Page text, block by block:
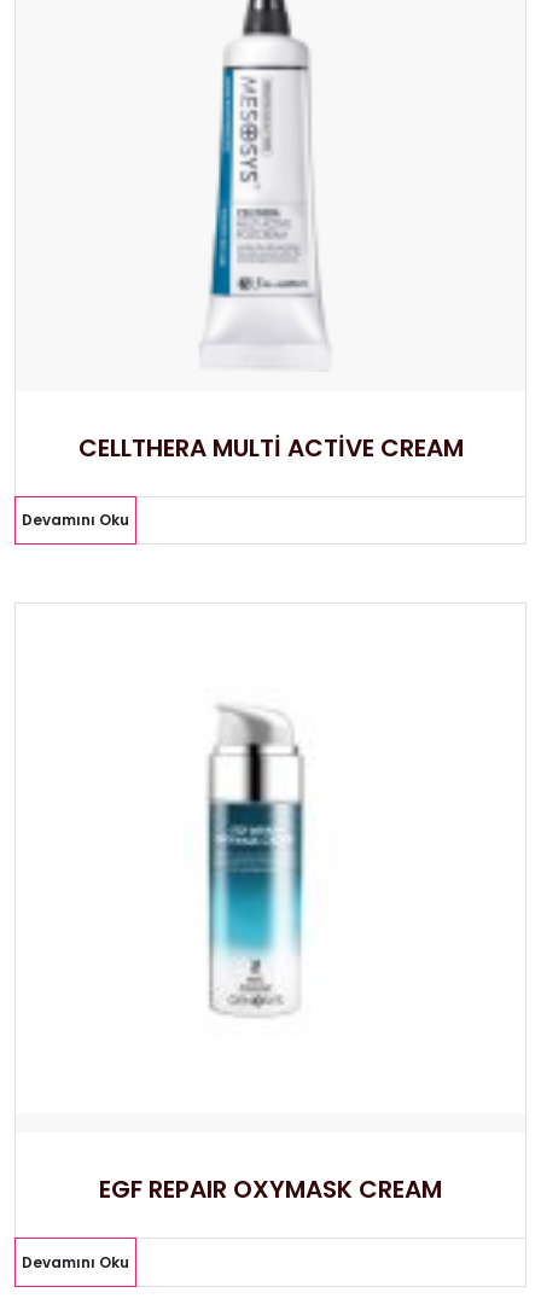
CELLTHERA MULTİ ACTİVE CREAM
Devamını Oku
EGF REPAIR OXYMASK CREAM
Devamını Oku